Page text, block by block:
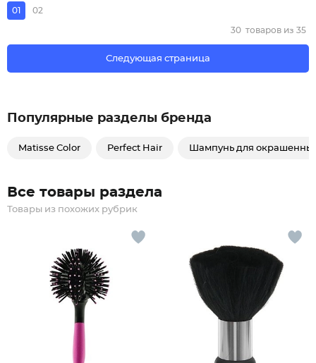
01 02
Следующая страница
30 товаров из 35
Популярные разделы бренда
Matisse Color Perfect Hair Шампунь для
Все товары раздела
Товары из похожих рубрик